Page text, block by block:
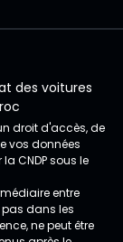
des voitures
droit d'accès, de
vos données
CNDP sous le
entre
pas dans les
ne peut être